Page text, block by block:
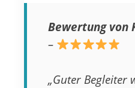
Bewertung von
–
„Guter Begleiter